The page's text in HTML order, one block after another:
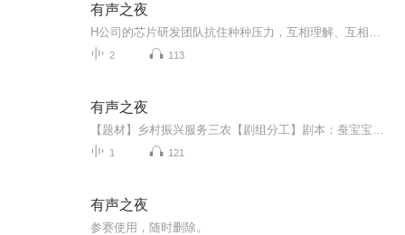
有声之夜
2 113
有声之夜
1 121
有声之夜
参赛使用，随时删除。